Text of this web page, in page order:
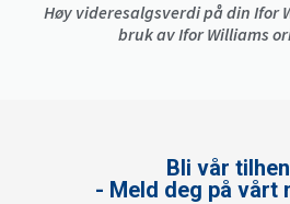
Høy videresalgsverdi på din Ifor
bruk av Ifor Williams
Bli vår
- Meld deg på vårt